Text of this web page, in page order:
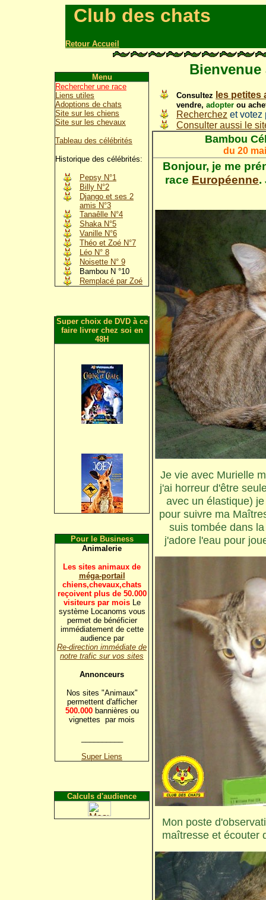
Club des chats
Retour Accueil
Menu
Rechercher une race
Liens utiles
Adoptions de chats
Site sur les chiens
Site sur les chevaux
Tableau des célébrités
Historique des célébrités:
Pepsy N°1
Billy N°2
Django et ses 2
amis N°3
Tanaêlle N°4
Shaka N°5
Vanille N°6
Théo et Zoé N°7
Léo N° 8
Noisette N° 9
Bambou N °10
Remplacé par Zoé
Super choix de DVD à ce
faire livrer chez soi en
48H
Pour le Business
Animalerie
Les sites animaux de
méga-portail
chiens,chevaux,chats
reçoivent plus de 50.000
visiteurs par moisLe
système Locanoms vous
permet de bénéficier
immédiatement de cette
audience par
Re-direction immédiate de
notre trafic sur vos sites
Annonceurs
Nos sites "Animaux"
permettent d'afficher
500.000bannières ou
vignettes par mois
Super Liens
Calculs d'audience
Consultez les petites
vendre, adopter ou
Recherchez et votez
Consulter aussi le
Bambou
du 20
Bonjour, je me
race Européenne.
Je vie avec Murielle
j'ai horreur d'être
avec un élastique)
pour suivre ma
suis tombée dans
j'adore l'eau pour
Mon poste
maîtresse et écouter